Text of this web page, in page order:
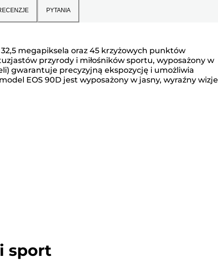
PYTANIA
megapiksela oraz 45 krzyżowych punktów
przyrody i miłośników sportu, wyposażony w
gwarantuje precyzyjną ekspozycję i umożliwia
EOS 90D jest wyposażony w jasny, wyraźny
sport